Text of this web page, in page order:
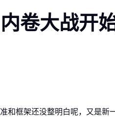
卷大战开
和框架还没整明白呢，又是新